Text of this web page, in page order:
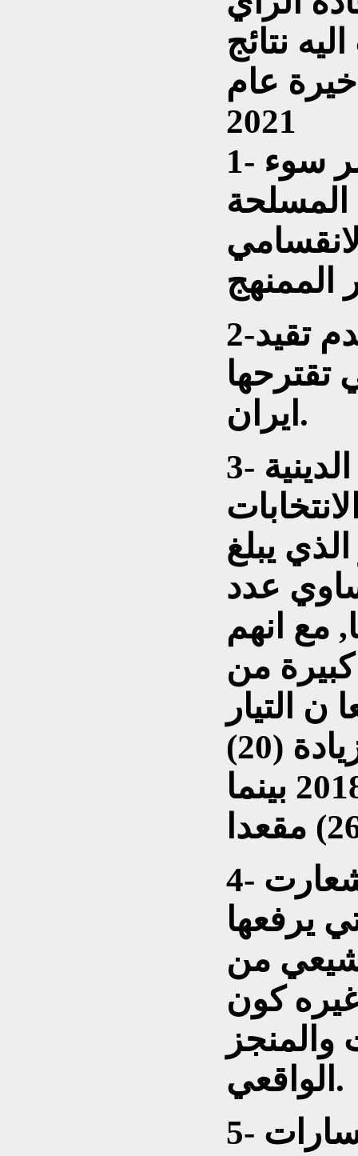
نتائج
عام
2021
1- نتائج الانتخابات توشر سوء
المسلحة
2-ايضا توشر الانتخابات عدم تقيد
تقترحها
ايران.
3- تبرز قوة التيار الصدري الدينية
يبلغ
يساوي عدد
تقريبا, مع انهم
من
التيار
الصدري حصل على زيادة (20)
مقعد عن انتخابات عام 2018 بينما
4- تبرز بقوة عدم اهمية الشعارت
يرفعها
من
كون
والمنجز
الواقعي.
5- الفتح تلقى ثلاث خسارات